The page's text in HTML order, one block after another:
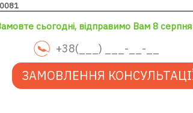
сьогодні, відправимо Вам 8
ЗАМОВЛЕННЯ